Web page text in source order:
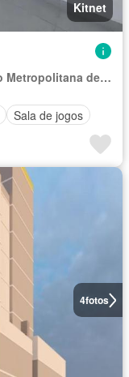
Kitnet
Região Imediata de São Paulo, Região Metropolitana de São Paulo
Sala de jogos
4fotos